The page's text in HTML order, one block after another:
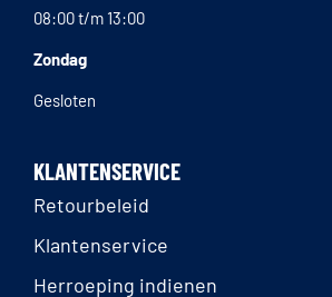
08:00 t/m 13:00
Zondag
Gesloten
KLANTENSERVICE
Retourbeleid
Klantenservice
Herroeping indienen